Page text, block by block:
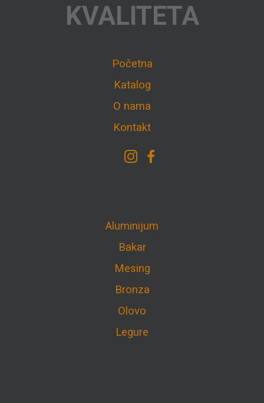
KVALITETA
Početna
Katalog
O nama
Kontakt
Aluminijum
Bakar
Mesing
Bronza
Olovo
Legure